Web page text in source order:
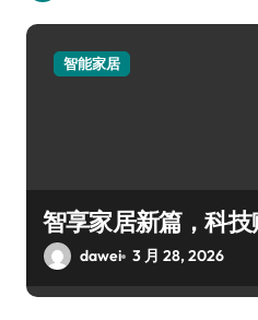
智能家居
智享家居新篇，科技
dawei 3 月 28, 2026